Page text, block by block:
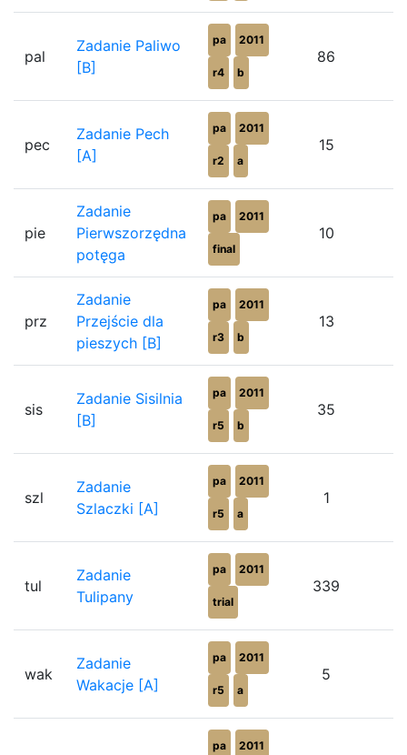
pal
Zadanie Paliwo
[B]
pa 2011
r4 b
86
pec
Zadanie Pech
[A]
pa 2011
r2 a
15
pie
Zadanie
Pierwszorzędna
potęga
pa 2011
final
10
prz
Zadanie
Przejście dla
pieszych [B]
pa 2011
r3 b
13
sis
Zadanie Sisilnia
[B]
pa 2011
r5 b
35
szl
Zadanie
Szlaczki [A]
pa 2011
r5 a
1
tul
Zadanie
Tulipany
pa 2011
trial
339
wak
Zadanie
Wakacje [A]
pa 2011
r5 a
5
pa 2011